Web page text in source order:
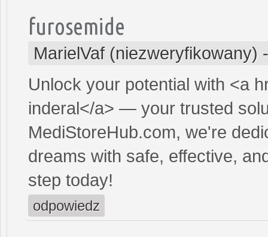
furosemide
MarielVaf (niezweryfikowany)
Unlock your potential with <a
inderal</a> — your trusted
MediStoreHub.com, we're
dreams with safe, effective,
step today!
odpowiedz